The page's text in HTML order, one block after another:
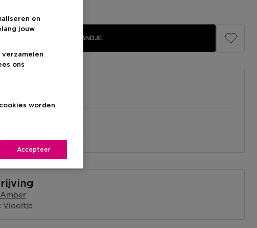
IN WINKELMANDJE
winkel
winkel
Amber
Viooltje
en
jouw
verzamelen
ons
worden
Accepteer